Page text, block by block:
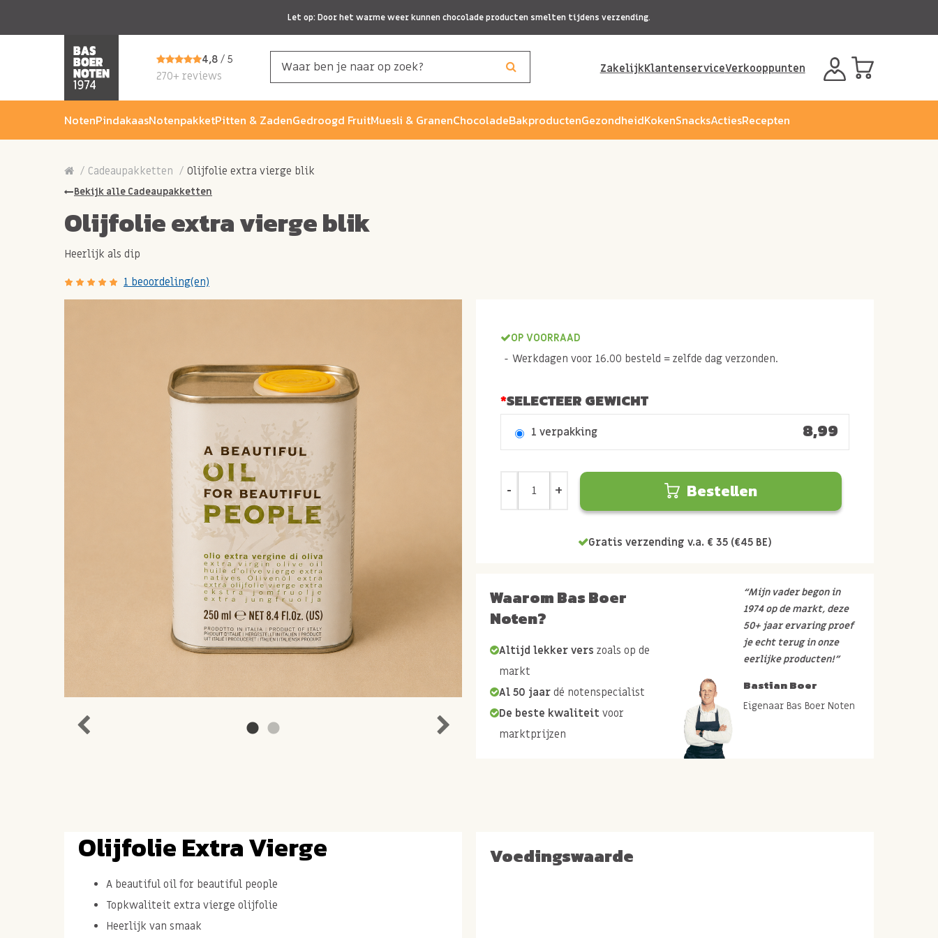
Let op: Door het warme weer kunnen chocolade producten smelten tijdens verzending.
4,8/ 5
270+ reviews
ZakelijkKlantenserviceVerkooppunten
NotenPindakaasNotenpakketPitten & ZadenGedroogd FruitMuesli & GranenChocoladeBakproductenGezondheidKokenSnacksActiesRecepten
Cadeaupakketten Olijfolie extra vierge blik
Bekijk alle Cadeaupakketten
Olijfolie extra vierge blik
Heerlijk als dip
1 beoordeling(en)
OP VOORRAAD
Werkdagen voor 16.00 besteld = zelfde dag verzonden.
SELECTEER GEWICHT
1 verpakking 8,99
Bestellen
Gratis verzending v.a. € 35 (€45 BE)
Waarom Bas Boer
Noten?
Altijd lekker vers zoals op de
markt
Al 50 jaar dé notenspecialist
De beste kwaliteit voor
marktprijzen
“Mijn vader begon in
1974 op de markt, deze
50+ jaar ervaring proef
je echt terug in onze
eerlijke producten!”
Bastian Boer
Eigenaar Bas Boer Noten
Olijfolie Extra Vierge
A beautiful oil for beautiful people
Topkwaliteit extra vierge olijfolie
Heerlijk van smaak
Voedingswaarde